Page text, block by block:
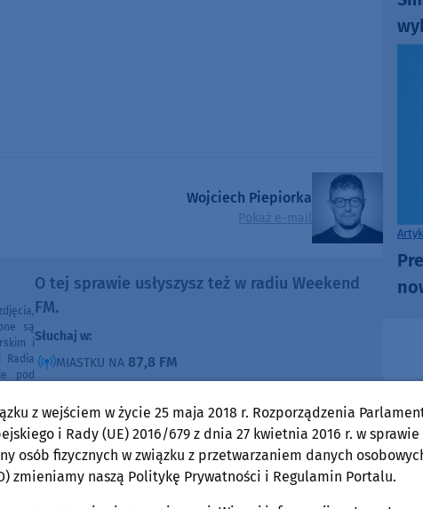
Wojciech Piepiorka
Pokaż e-mail
O tej sprawie usłyszysz też w radiu Weekend
FM.
Słuchaj w:
MIASTKU NA 87,8 FM
KOŚCIERZYNIE NA91,7 FM
SĘPÓLNIE KRAJEŃSKIM NA 92,6 FM
CHOJNICACH, CZŁUCHOWIE I TUCHOLI NA 99,30 FM
są
i
Radia
pod
lub
z wejściem w życie 25 maja 2018 r. Rozporządzenia
i Rady (UE) 2016/679 z dnia 27 kwietnia 2016 r. w sprawie
osób fizycznych w związku z przetwarzaniem danych
zmieniamy naszą Politykę Prywatności i Regulamin Portalu.